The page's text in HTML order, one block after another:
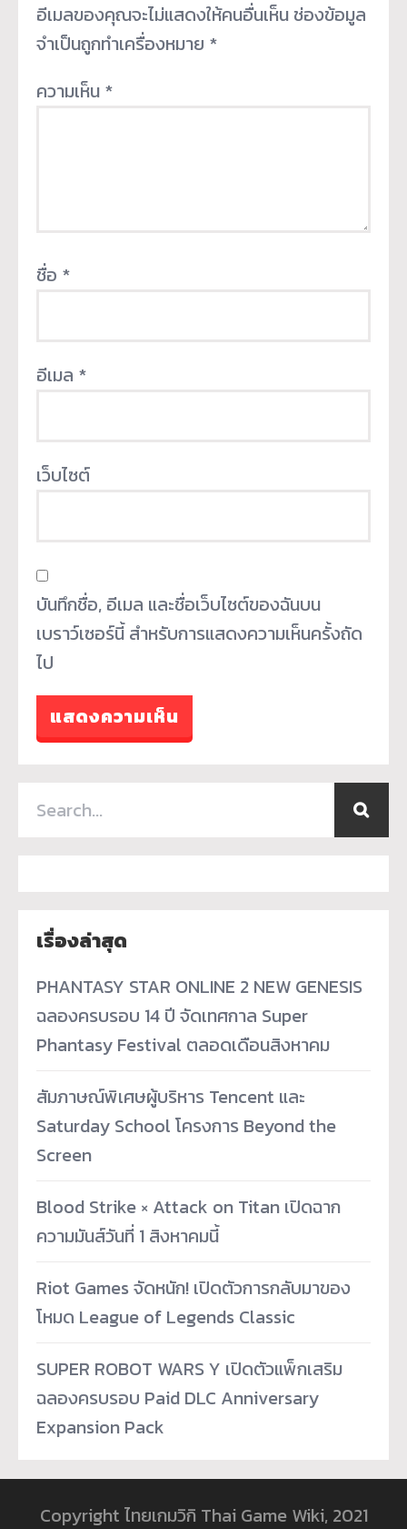
อีเมลของคุณจะไม่แสดงให้คนอื่นเห็น ช่องข้อมูล
จำเป็นถูกทำเครื่องหมาย *
ความเห็น *
ชื่อ *
อีเมล *
เว็บไซต์
บันทึกชื่อ, อีเมล และชื่อเว็บไซต์ของฉันบน
เบราว์เซอร์นี้ สำหรับการแสดงความเห็นครั้งถัด
ไป
เรื่องล่าสุด
PHANTASY STAR ONLINE 2 NEW GENESIS
ฉลองครบรอบ 14 ปี จัดเทศกาล Super
Phantasy Festival ตลอดเดือนสิงหาคม
สัมภาษณ์พิเศษผู้บริหาร Tencent และ
Saturday School โครงการ Beyond the
Screen
Blood Strike × Attack on Titan เปิดฉาก
ความมันส์วันที่ 1 สิงหาคมนี้
Riot Games จัดหนัก! เปิดตัวการกลับมาของ
โหมด League of Legends Classic
SUPER ROBOT WARS Y เปิดตัวแพ็กเสริม
ฉลองครบรอบ Paid DLC Anniversary
Expansion Pack
Copyright ไทยเกมวิกิ Thai Game Wiki, 2021